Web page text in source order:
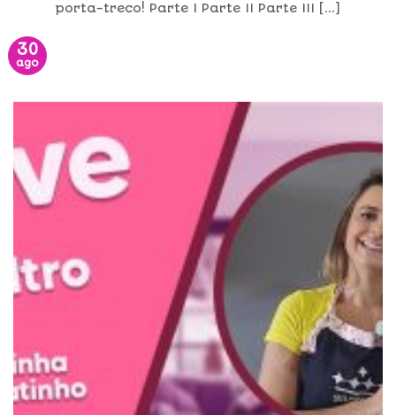
porta-treco! Parte I Parte II Parte III [...]
30
ago